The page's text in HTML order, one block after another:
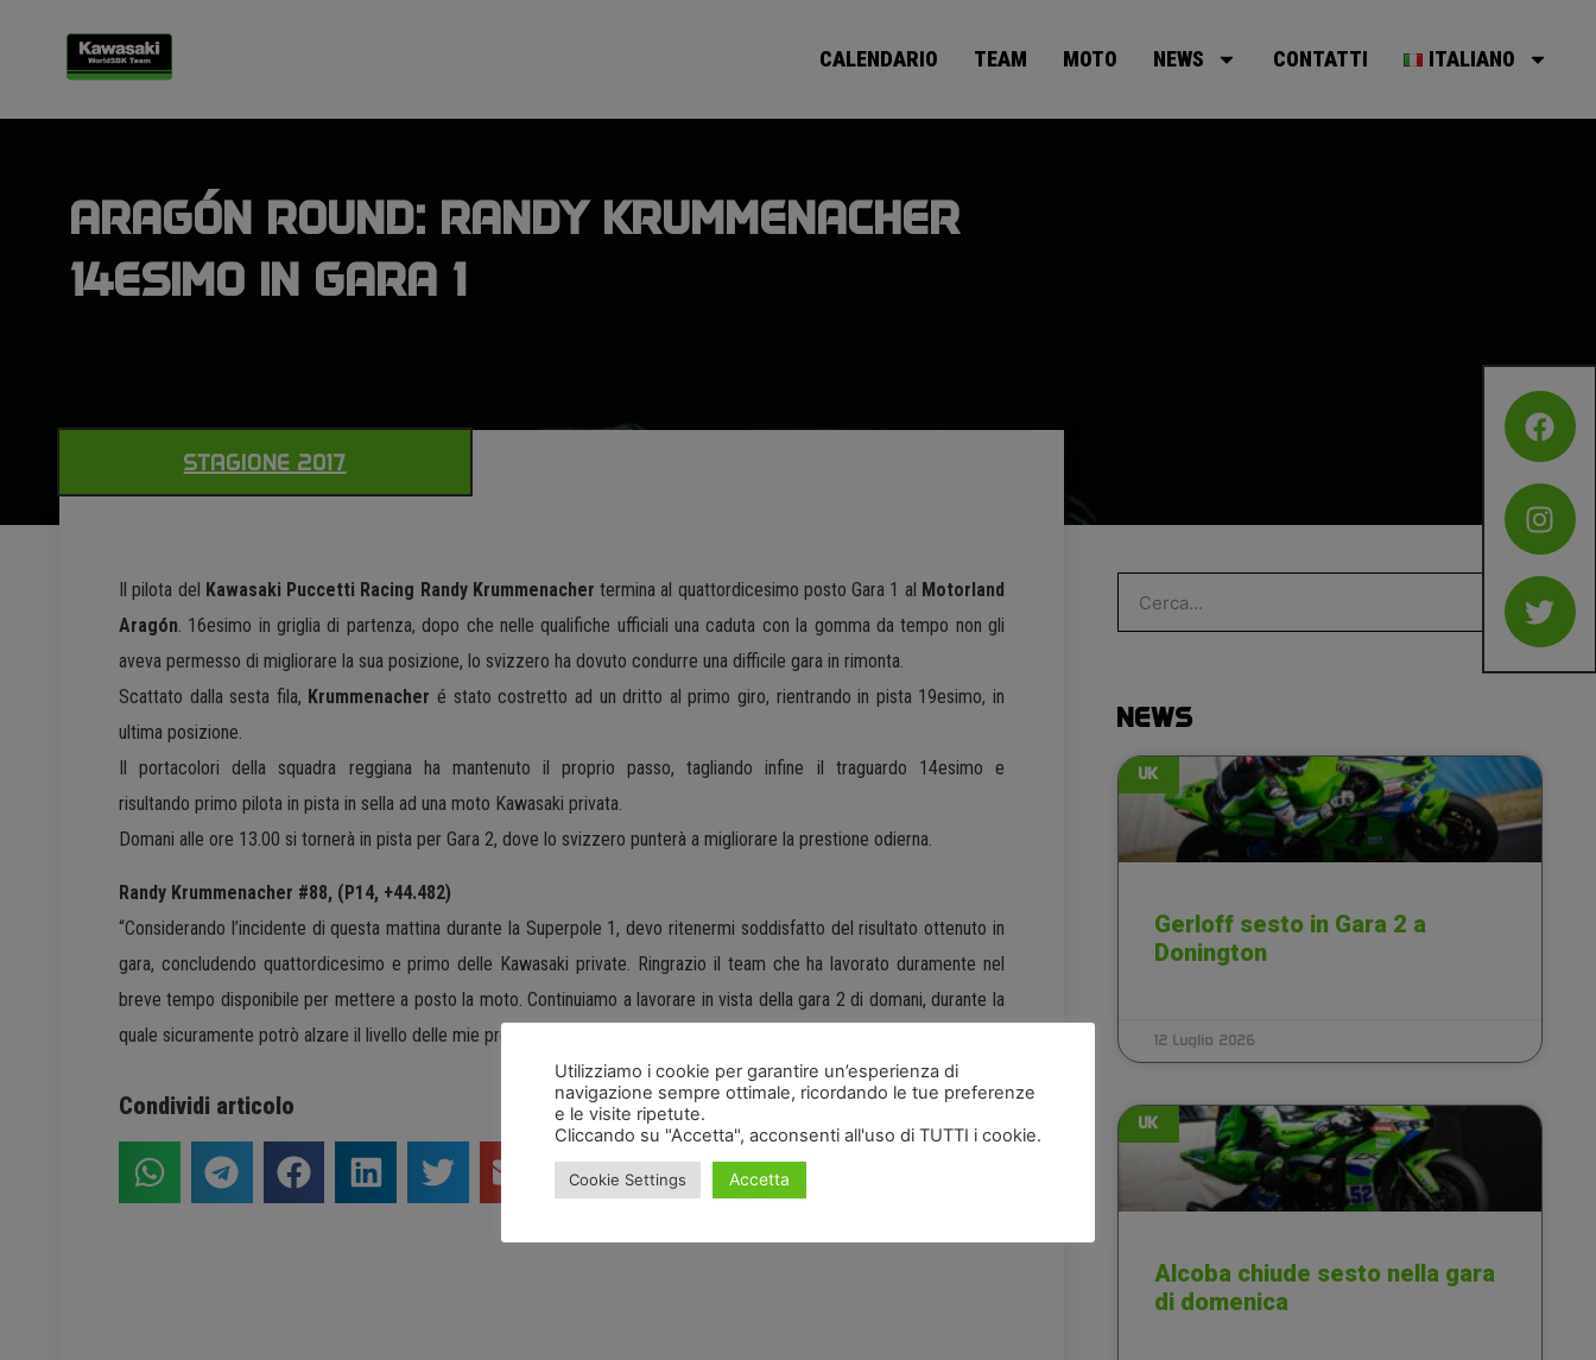
CALENDARIO TEAM MOTO NEWS CONTATTI ITALIANO
ARAGÓN ROUND: RANDY KRUMMENACHER
14ESIMO IN GARA 1
STAGIONE 2017
Il pilota del Kawasaki Puccetti Racing Randy Krummenachertermina al quattordicesimo posto Gara 1 al Motorland
Aragón. 16esimo in griglia di partenza, dopo che nelle qualifiche ufficiali una caduta con la gomma da tempo non gli
aveva permesso di migliorare la sua posizione, lo svizzero ha dovuto condurre una difficile gara in rimonta.
Scattato dalla sesta fila, Krummenacher é stato costretto ad un dritto al primo giro, rientrando in pista 19esimo, in
ultima posizione.
Il portacolori della squadra reggiana ha mantenuto il proprio passo, tagliando infine il traguardo 14esimo e
risultando primo pilota in pista in sella ad una moto Kawasaki privata.
Domani alle ore 13.00 si tornerà in pista per Gara 2, dove lo svizzero punterà a migliorare la prestione odierna.
Randy Krummenacher #88, (P14, +44.482)
“Considerando l’incidente di questa mattina durante la Superpole 1, devo ritenermi soddisfatto del risultato ottenuto in
gara, concludendo quattordicesimo e primo delle Kawasaki private. Ringrazio il team che ha lavorato duramente nel
breve tempo disponibile per mettere a posto la moto. Continuiamo a lavorare in vista della gara 2 di domani, durante la
quale sicuramente potrò alzare il livello delle mie prestazioni”.
Condividi articolo
NEWS
UK
Gerloff sesto in Gara 2 a
Donington
12 Luglio 2026
UK
Alcoba chiude sesto nella gara
di domenica
Utilizziamo i cookie per garantire un’esperienza di
navigazione sempre ottimale, ricordando le tue preferenze
e le visite ripetute.
Cliccando su "Accetta", acconsenti all'uso di TUTTI i cookie.
Cookie Settings Accetta